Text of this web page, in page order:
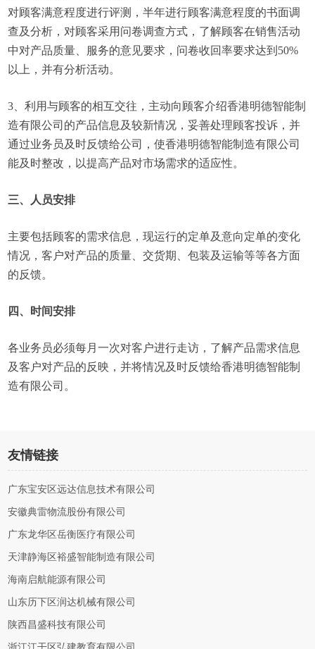
对顾客满意程度进行评测，半年进行顾客满意程度的书面调
查及分析，对顾客采用问卷调查方式，了解顾客在销售活动
中对产品质量、服务的意见要求，问卷收回率要求达到50%
以上，并有分析活动。
3、利用与顾客的相互交往，主动向顾客介绍香港明德智能制
造有限公司的产品信息及较新情况，妥善处理顾客投诉，并
通过业务员及时反馈给公司，使香港明德智能制造有限公司
能及时整改，以提高产品对市场需求的适应性。
三、人员安排
主要包括顾客的需求信息，现运行的定单及意向定单的变化
情况，客户对产品的质量、交货期、包装及运输等等各方面
的反馈。
四、时间安排
各业务员必须每月一次对客户进行走访，了解产品需求信息
及客户对产品的反映，并将情况及时反馈给香港明德智能制
造有限公司。
友情链接
广东宝安区远达信息技术有限公司
安徽典雷物流股份有限公司
广东龙华区岳衡医疗有限公司
天津静海区裕盛智能制造有限公司
海南启航能源有限公司
山东历下区润达机械有限公司
陕西昌盛科技有限公司